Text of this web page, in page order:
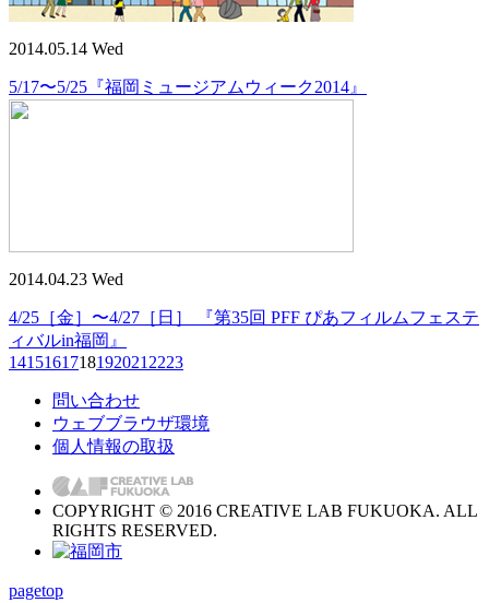
2014.05.14 Wed
5/17〜5/25『福岡ミュージアムウィーク2014』
2014.04.23 Wed
4/25［金］〜4/27［日］ 『第35回 PFF ぴあフィルムフェステ
ィバルin福岡』
1415161718192021 2223
問い合わせ
ウェブブラウザ環境
個人情報の取扱
COPYRIGHT © 2016 CREATIVE LAB FUKUOKA. ALL
RIGHTS RESERVED.
pagetop